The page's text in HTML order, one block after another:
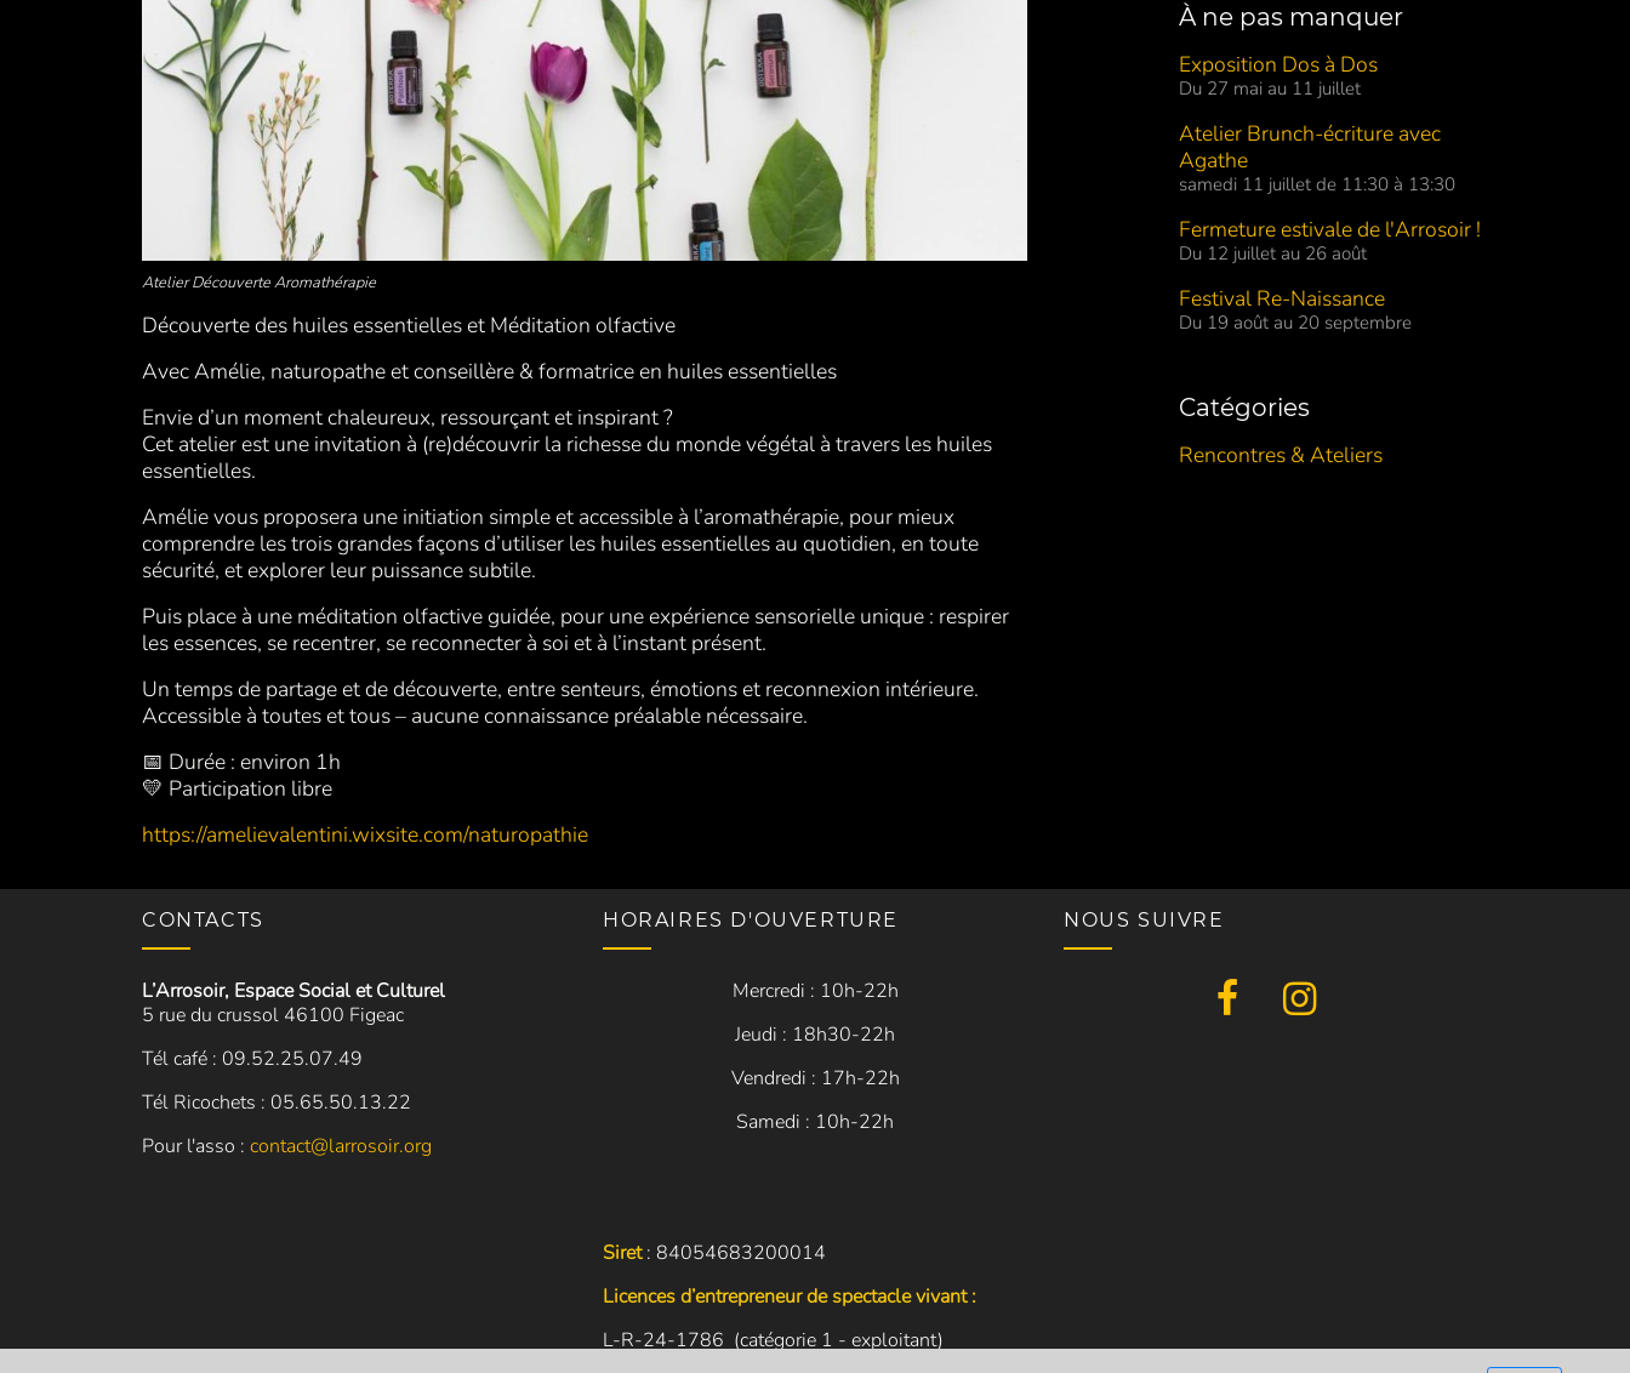
Atelier Découverte Aromathérapie
Découverte des huiles essentielles et Méditation olfactive
Avec Amélie, naturopathe et conseillère & formatrice en huiles essentielles
Envie d’un moment chaleureux, ressourçant et inspirant ?
Cet atelier est une invitation à (re)découvrir la richesse du monde végétal à travers les huiles
essentielles.
Amélie vous proposera une initiation simple et accessible à l’aromathérapie, pour mieux
comprendre les trois grandes façons d’utiliser les huiles essentielles au quotidien, en toute
sécurité, et explorer leur puissance subtile.
Puis place à une méditation olfactive guidée, pour une expérience sensorielle unique : respirer
les essences, se recentrer, se reconnecter à soi et à l’instant présent.
Un temps de partage et de découverte, entre senteurs, émotions et reconnexion intérieure.
Accessible à toutes et tous – aucune connaissance préalable nécessaire.
📅 Durée : environ 1h
💛 Participation libre
https://amelievalentini.wixsite.com/naturopathie
À ne pas manquer
Exposition Dos à Dos
Du 27 mai au 11 juillet
Atelier Brunch-écriture avec
Agathe
samedi 11 juillet de 11:30 à 13:30
Fermeture estivale de l'Arrosoir !
Du 12 juillet au 26 août
Festival Re-Naissance
Du 19 août au 20 septembre
Catégories
Rencontres & Ateliers
CONTACTS
L’Arrosoir, Espace Social et Culturel
5 rue du crussol 46100 Figeac
Tél café : 09.52.25.07.49
Tél Ricochets : 05.65.50.13.22
Pour l'asso : contact@larrosoir.org
HORAIRES D'OUVERTURE
Mercredi : 10h-22h
Jeudi : 18h30-22h
Vendredi : 17h-22h
Samedi : 10h-22h
Siret: 84054683200014
Licences d’entrepreneur de spectacle vivant :
L-R-24-1786 (catégorie 1 - exploitant)
NOUS SUIVRE